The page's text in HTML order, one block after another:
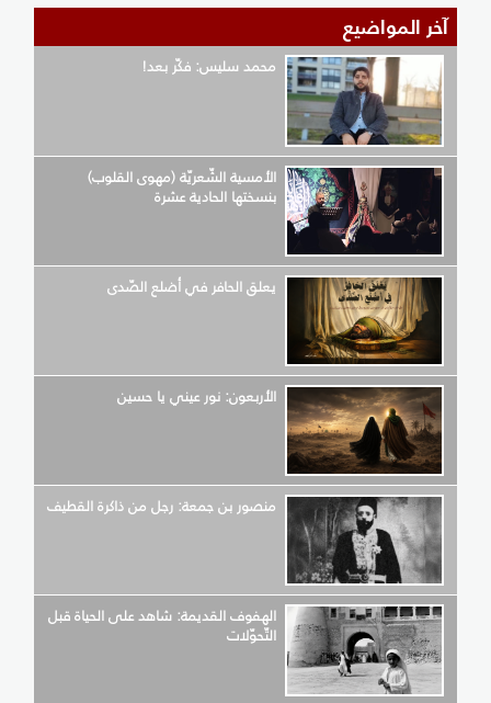
آخر المواضيع
محمد سليس: فكّر بعد!
الأمسية الشّعريّة (مهوى القلوب)
بنسختها الحادية عشرة
يعلق الحافر في أضلع الصّدى
الأربعون: نور عيني يا حسين
منصور بن جمعة: رجل من ذاكرة القطيف
الهفوف القديمة: شاهد على الحياة قبل
التّحوّلات